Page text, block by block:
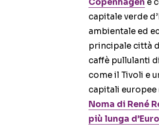
Copenhagen è
capitale verde
ambientale ed
principale città
caffè pullulanti
come il Tivoli e
capitali
Noma di René
più lunga